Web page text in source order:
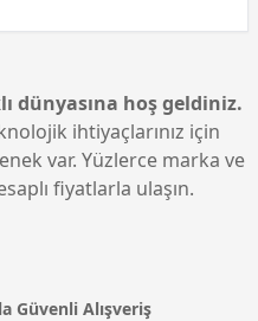
dünyasına hoş geldiniz.
ihtiyaçlarınız için
var. Yüzlerce marka ve
fiyatlarla ulaşın.
Güvenli Alışveriş